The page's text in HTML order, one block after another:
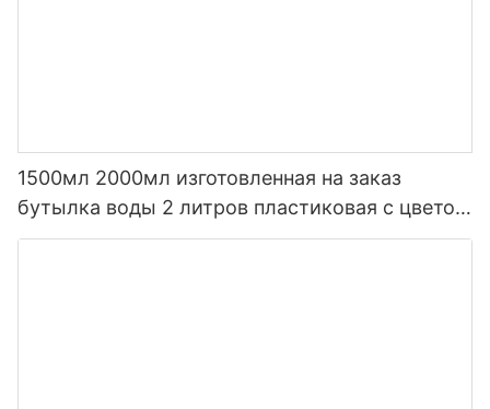
1500мл 2000мл изготовленная на заказ
бутылка воды 2 литров пластиковая с цветом
градиента соломы с временем пить